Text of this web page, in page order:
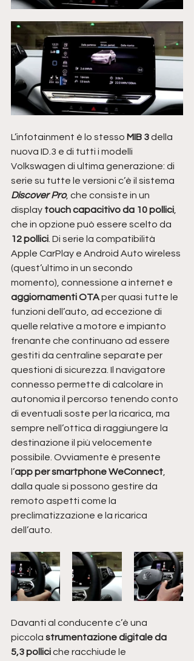
L’infotainment è lo stesso MIB 3 della
nuova ID.3 e di tutti i modelli
Volkswagen di ultima generazione: di
serie su tutte le versioni c’è il sistema
Discover Pro, che consiste in un
display touch capacitivo da 10 pollici,
che in opzione può essere scelto da
12 pollici. Di serie la compatibilità
Apple CarPlay e Android Auto wireless
(quest’ultimo in un secondo
momento), connessione a internet e
aggiornamenti OTA per quasi tutte le
funzioni dell’auto, ad eccezione di
quelle relative a motore e impianto
frenante che continuano ad essere
gestiti da centraline separate per
questioni di sicurezza. Il navigatore
connesso permette di calcolare in
autonomia il percorso tenendo conto
di eventuali soste per la ricarica, ma
sempre nell’ottica di raggiungere la
destinazione il più velocemente
possibile. Ovviamente è presente
l’app per smartphone WeConnect,
dalla quale si possono gestire da
remoto aspetti come la
preclimatizzazione e la ricarica
dell’auto.
Davanti al conducente c’è una
piccola strumentazione digitale da
5,3 pollici che racchiude le